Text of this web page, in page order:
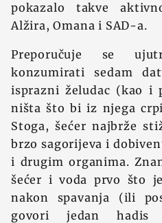
pokazalo takve
Alžira, Omana i SAD-a.
Preporučuje se
konzumirati sedam
isprazni želudac (kao i
ništa što bi iz njega
Stoga, šećer najbrže
brzo sagorijeva i
i drugim organima.
šećer i voda prvo što
nakon spavanja (ili
govori jedan